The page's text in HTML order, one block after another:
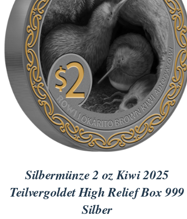
Silbermünze 2 oz Kiwi 2025
Teilvergoldet High Relief Box 999
Silber